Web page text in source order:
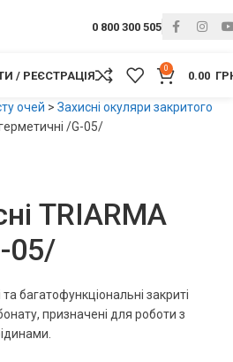
0 800 300 505
/ РЕЄСТРАЦІЯ
0
0.00
очей > Захисні окуляри закритого
/G-05/
TRIARMA
05/
багатофункціональні закриті
призначені для роботи з